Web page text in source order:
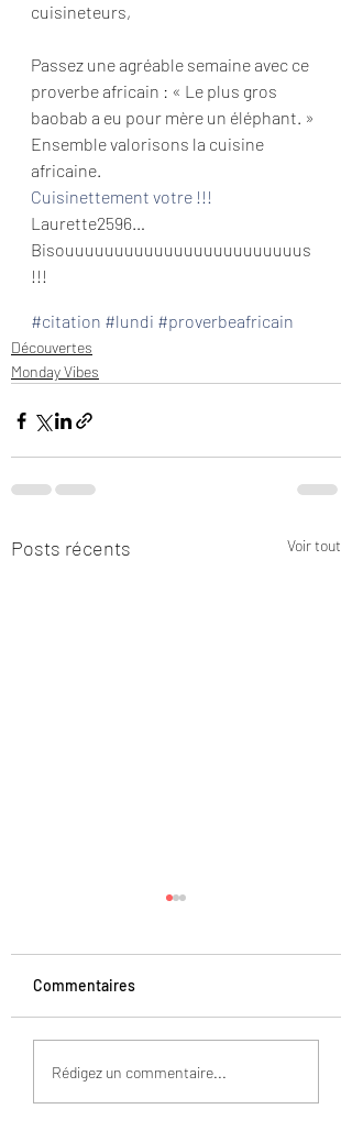
cuisineteurs,
Passez une agréable semaine avec ce
proverbe africain : « Le plus gros
baobab a eu pour mère un éléphant. »
Ensemble valorisons la cuisine
africaine.
Cuisinettement votre !!!
Laurette2596…
Bisouuuuuuuuuuuuuuuuuuuuuuuus
!!!
#citation #lundi #proverbeafricain
Découvertes
Monday Vibes
Posts récents Voir tout
Restaurant l'Afrika
Commentaires
Rédigez un commentaire...